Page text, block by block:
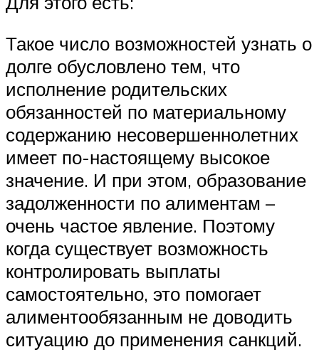
Такое число возможностей узнать о
долге обусловлено тем, что
исполнение родительских
обязанностей по материальному
содержанию несовершеннолетних
имеет по-настоящему высокое
значение. И при этом, образование
задолженности по алиментам –
очень частое явление. Поэтому
когда существует возможность
контролировать выплаты
самостоятельно, это помогает
алиментообязанным не доводить
ситуацию до применения санкций.